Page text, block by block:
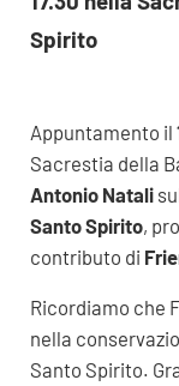
Spirito
Appuntamento il
Sacrestia della
Antonio Natali
Santo Spirito,
contributo di
Ricordiamo che
nella
Santo Spirito.